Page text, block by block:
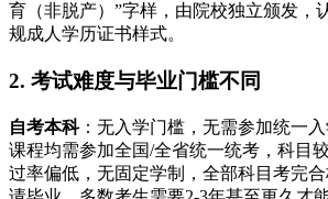
育（非脱产）”字样，由院校独立颁发，
规成人学历证书样式。
2. 考试难度与毕业门槛不同
自考本科：无入学门槛，无需参加统一
课程均需参加全国/全省统一统考，科目
过率偏低，无固定学制，全部科目考完